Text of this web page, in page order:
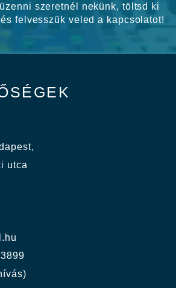
szeretnél nekünk, töltsd ki
felvesszük veled a kapcsolatot!
utca